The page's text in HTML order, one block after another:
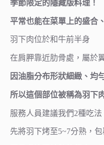
季節限定的隱藏版料理！
平常也能在菜單上的盛合
羽下肉位於和牛前半身
在肩胛靠近肋骨處，屬於
因油脂分布形狀細緻、均
所以這個部位被稱為羽下
服務人員建議我們2種吃法
先將羽下烤至5~7分熟，